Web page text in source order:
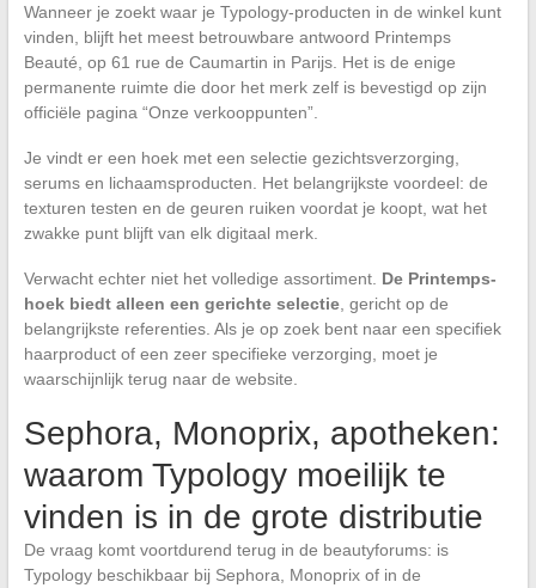
Wanneer je zoekt waar je Typology-producten in de winkel kunt
vinden, blijft het meest betrouwbare antwoord Printemps
Beauté, op 61 rue de Caumartin in Parijs. Het is de enige
permanente ruimte die door het merk zelf is bevestigd op zijn
officiële pagina “Onze verkooppunten”.
Je vindt er een hoek met een selectie gezichtsverzorging,
serums en lichaamsproducten. Het belangrijkste voordeel: de
texturen testen en de geuren ruiken voordat je koopt, wat het
zwakke punt blijft van elk digitaal merk.
Verwacht echter niet het volledige assortiment. De Printemps-
hoek biedt alleen een gerichte selectie, gericht op de
belangrijkste referenties. Als je op zoek bent naar een specifiek
haarproduct of een zeer specifieke verzorging, moet je
waarschijnlijk terug naar de website.
Sephora, Monoprix, apotheken:
waarom Typology moeilijk te
vinden is in de grote distributie
De vraag komt voortdurend terug in de beautyforums: is
Typology beschikbaar bij Sephora, Monoprix of in de